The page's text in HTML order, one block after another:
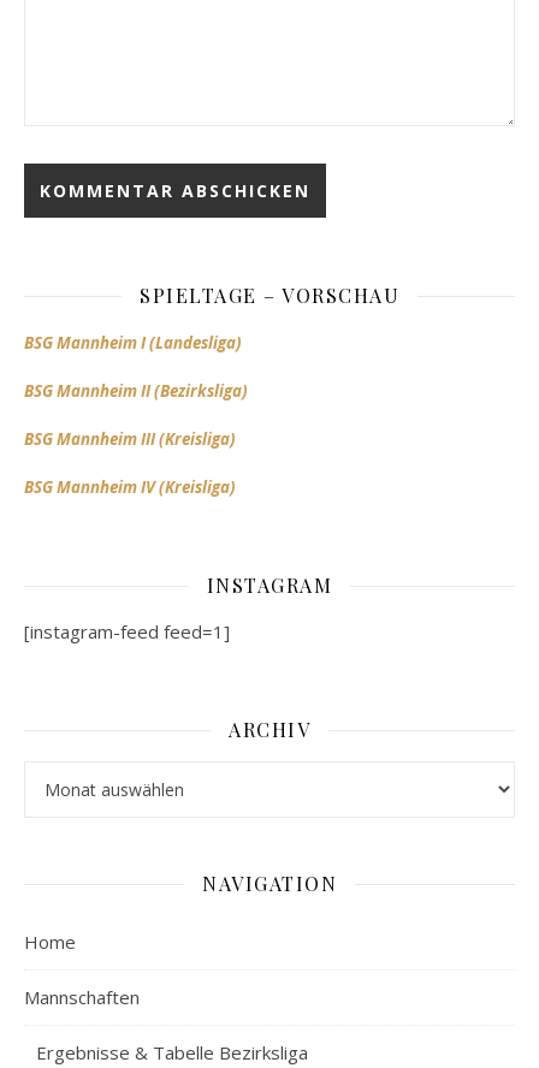
SPIELTAGE – VORSCHAU
BSG Mannheim I (Landesliga)
BSG Mannheim II (Bezirksliga)
BSG Mannheim III (Kreisliga)
BSG Mannheim IV (Kreisliga)
INSTAGRAM
[instagram-feed feed=1]
ARCHIV
NAVIGATION
Home
Mannschaften
Ergebnisse & Tabelle Bezirksliga